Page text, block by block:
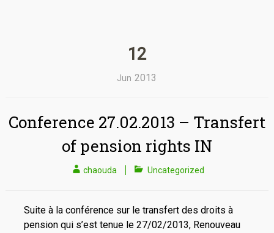
12
Jun 2013
Conference 27.02.2013 – Transfert
of pension rights IN
chaouda Uncategorized
Suite à la conférence sur le transfert des droits à
pension qui s’est tenue le 27/02/2013, Renouveau